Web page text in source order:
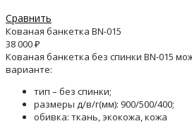
Сравнить
Кованая банкетка BN-015
38 000₽
Кованая банкетка без спинки BN-015
варианте:
тип – без спинки;
размеры д/в/г(мм): 900/500/400;
обивка: ткань, экокожа, кожа